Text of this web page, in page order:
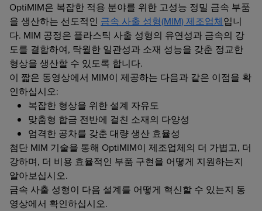
OptiMIM은 복잡한 적용 분야를 위한 고성능 정밀 금속 부품
을 생산하는 선도적인 금속 사출 성형(MIM) 제조업체입니
다. MIM 공정은 플라스틱 사출 성형의 유연성과 금속의 강
도를 결합하여, 탁월한 일관성과 소재 성능을 갖춘 정교한
형상을 생산할 수 있도록 합니다.
이 짧은 동영상에서 MIM이 제공하는 다음과 같은 이점을 확
인하십시오:
복잡한 형상을 위한 설계 자유도
맞춤형 합금 전반에 걸친 소재의 다양성
엄격한 공차를 갖춘 대량 생산 효율성
첨단 MIM 기술을 통해 OptiMIM이 제조업체의 더 가볍고, 더
강하며, 더 비용 효율적인 부품 구현을 어떻게 지원하는지
알아보십시오.
금속 사출 성형이 다음 설계를 어떻게 혁신할 수 있는지 동
영상에서 확인하십시오.